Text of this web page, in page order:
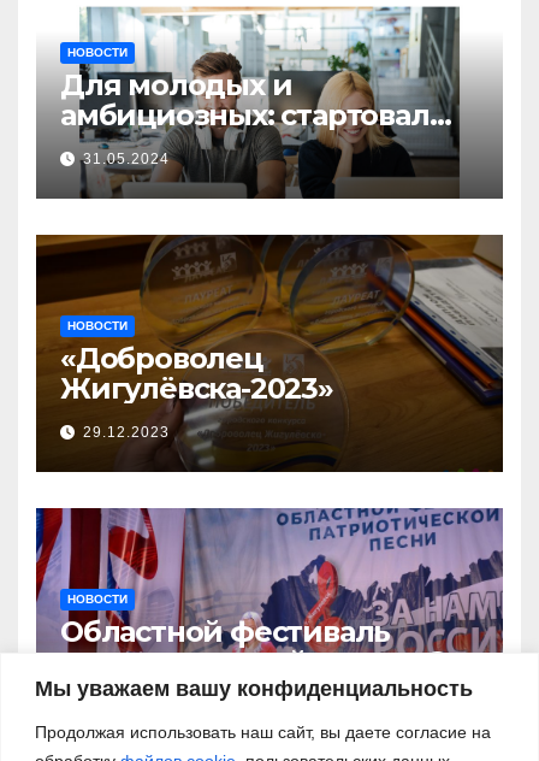
Мы уважаем вашу конфиденциальность
Продолжая использовать наш сайт, вы даете согласие на
НОВОСТИ
Для молодых и
амбициозных: стартовал
прием заявок на участие в
бизнес-акселераторе «Ты
предприниматель»
31.05.2024
НОВОСТИ
«Доброволец
Жигулёвска-2023»
29.12.2023
НОВОСТИ
Областной фестиваль
патриотической песни «За
нами – Россия!»